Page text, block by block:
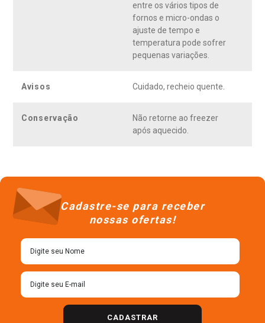
entre os vários tipos de
fornos e micro-ondas o
ajuste de tempo e
temperatura pode sofrer
pequenas variações.
Avisos Cuidado, recheio quente.
Conservação
Não retorne ao freezer
após aquecido.
Cadastre-se para receber
nossas ofertas!
CADASTRAR